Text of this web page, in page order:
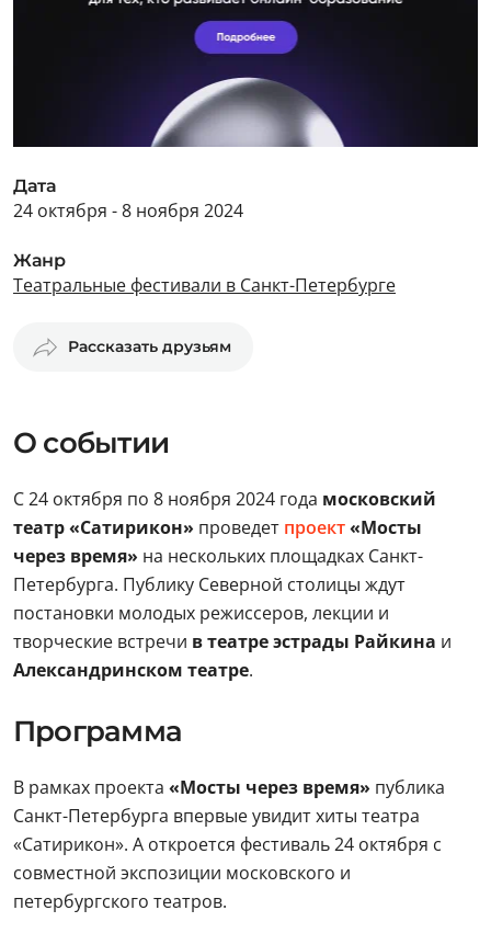
Дата
24 октября - 8 ноября 2024
Жанр
Театральные фестивали в Санкт-Петербурге
Рассказать друзьям
О событии
С 24 октября по 8 ноября 2024 года московский
театр «Сатирикон» проведет проект«Мосты
через время» на нескольких площадках Санкт-
Петербурга. Публику Северной столицы ждут
постановки молодых режиссеров, лекции и
творческие встречи в театре эстрады Райкина и
Александринском театре.
Программа
В рамках проекта «Мосты через время» публика
Санкт-Петербурга впервые увидит хиты театра
«Сатирикон». А откроется фестиваль 24 октября с
совместной экспозиции московского и
петербургского театров.